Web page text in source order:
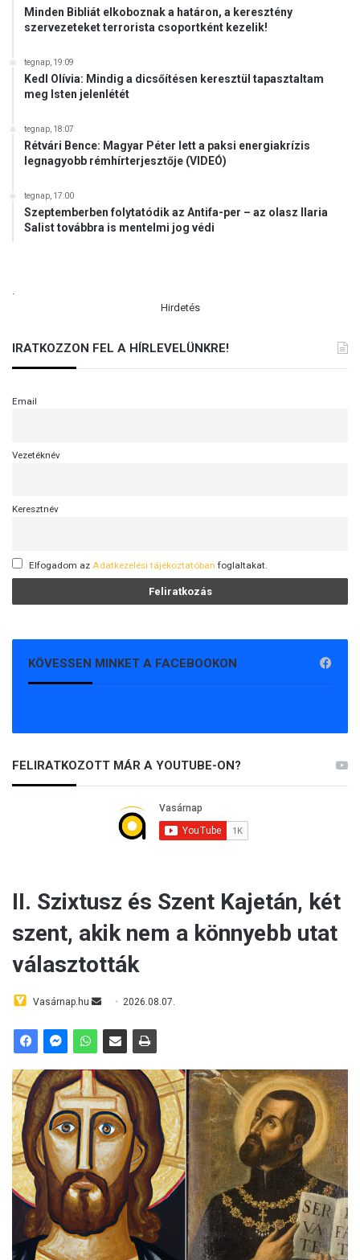
Minden Bibliát elkoboznak a határon, a keresztény
szervezeteket terrorista csoportként kezelik!
tegnap, 19:09
Kedl Olívia: Mindig a dicsőítésen keresztül tapasztaltam
meg Isten jelenlétét
tegnap, 18:07
Rétvári Bence: Magyar Péter lett a paksi energiakrízis
legnagyobb rémhírterjesztője (VIDEÓ)
tegnap, 17:00
Szeptemberben folytatódik az Antifa-per – az olasz Ilaria
Salist továbbra is mentelmi jog védi
Hirdetés
IRATKOZZON FEL A HÍRLEVELÜNKRE!
Email
Vezetéknév
Keresztnév
Elfogadom az Adatkezelési tájékoztatóban foglaltakat.
KÖVESSEN MINKET A FACEBOOKON
FELIRATKOZOTT MÁR A YOUTUBE-ON?